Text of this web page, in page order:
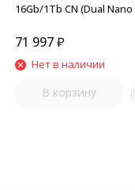
16Gb/1Tb CN (Dual Nano
71 997₽
Нет в наличии
В корзину